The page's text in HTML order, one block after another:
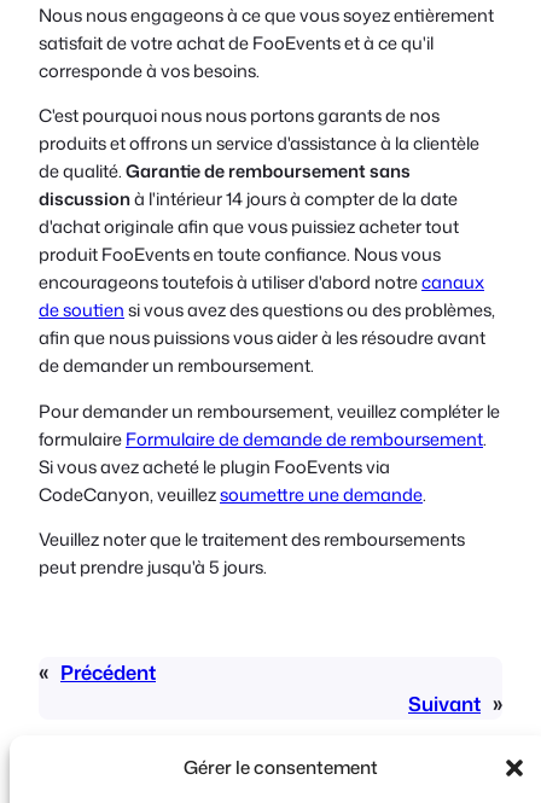
Gérer le consentement
Polish
Nous nous engageons à ce que vous soyez entièrement
satisfait de votre achat de FooEvents et à ce qu'il
corresponde à vos besoins.
C'est pourquoi nous nous portons garants de nos
produits et offrons un service d'assistance à la clientèle
de qualité.Garantie de remboursement sans
discussionà l'intérieur14 jours à compter de la date
d'achat originaleafin que vous puissiez acheter tout
produit FooEvents en toute confiance. Nous vous
encourageons toutefois à utiliser d'abord notrecanaux
de soutiensi vous avez des questions ou des problèmes,
afin que nous puissions vous aider à les résoudre avant
de demander un remboursement.
Pour demander un remboursement, veuillez compléter le
formulaireFormulaire de demande de remboursement.
Si vous avez acheté le plugin FooEvents via
CodeCanyon, veuillezsoumettre une demande.
Veuillez noter que le traitement des remboursements
peut prendre jusqu'à 5 jours.
« Précédent
Suivant »